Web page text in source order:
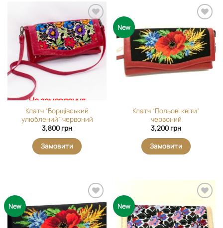
Додати
виріб у
вибране
На замовлення
Клатч “Борщівський
улюблений” червоний
3,800 грн
Замовити
New
Додати
виріб у
вибране
Клатч “Польові квіти”
червоний
3,200 грн
Замовити
New
Додати
виріб у
вибране
New
Додати
виріб у
вибране